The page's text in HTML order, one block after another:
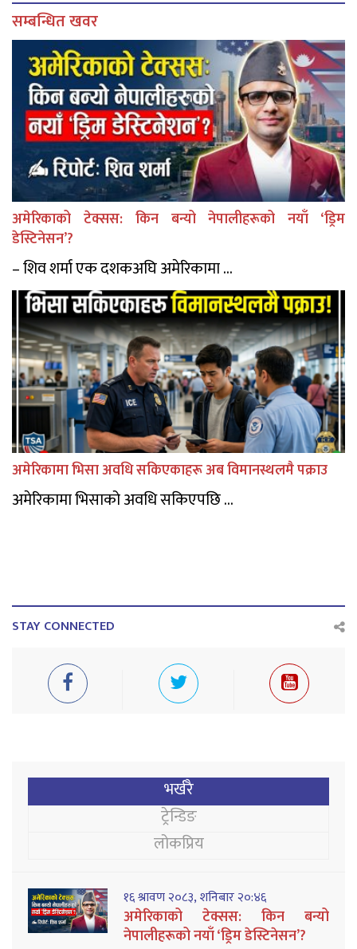
सम्बन्धित खवर
अमेरिकाको टेक्सस: किन बन्यो नेपालीहरूको नयाँ ‘ड्रिम
डेस्टिनेसन’?
– शिव शर्मा एक दशकअघि अमेरिकामा ...
अमेरिकामा भिसा अवधि सकिएकाहरू अब विमानस्थलमै पक्राउ
अमेरिकामा भिसाको अवधि सकिएपछि ...
STAY CONNECTED
भर्खरै
ट्रेन्डिङ
लोकप्रिय
१६ श्रावण २०८३, शनिबार २०:४६
अमेरिकाको टेक्सस: किन बन्यो
नेपालीहरूको नयाँ ‘ड्रिम डेस्टिनेसन’?